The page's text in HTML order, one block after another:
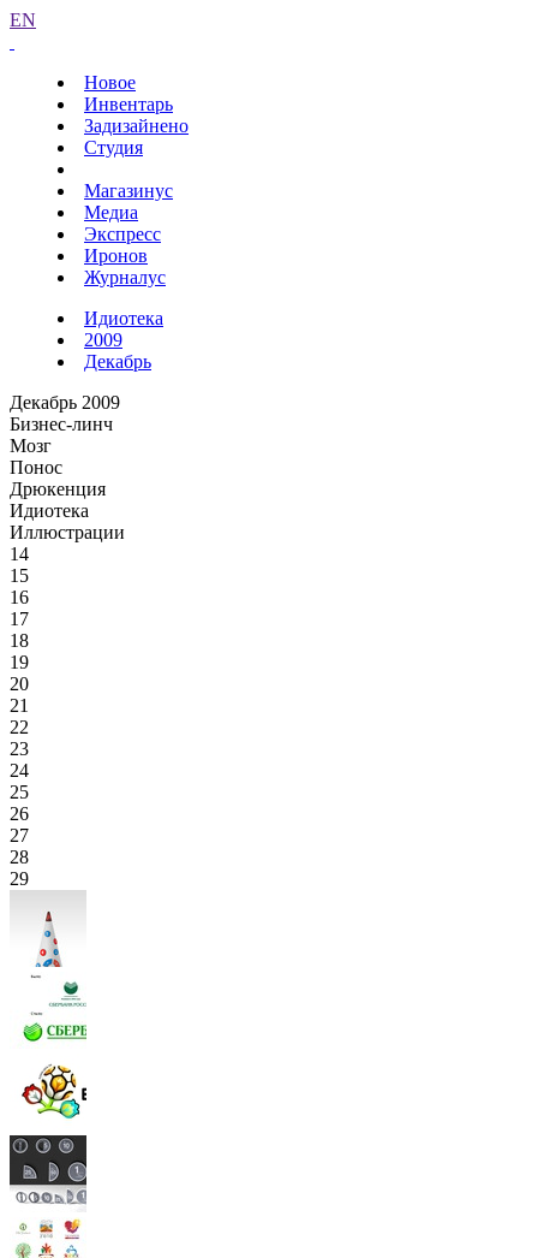
EN
Новое
Инвентарь
Задизайнено
Студия
Магазинус
Медиа
Экспресс
Иронов
Журналус
Идиотека
2009
Декабрь
Декабрь 2009
Бизнес-линч
Мозг
Понос
Дрюкенция
Идиотека
Иллюстрации
14
15
16
17
18
19
20
21
22
23
24
25
26
27
28
29